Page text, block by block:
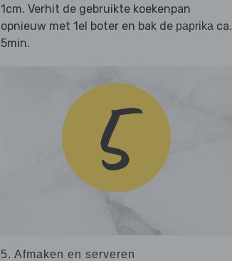
1cm. Verhit de gebruikte koekenpan
opnieuw met 1el boter en bak de paprikaca.
5min.
5. Afmaken en serveren